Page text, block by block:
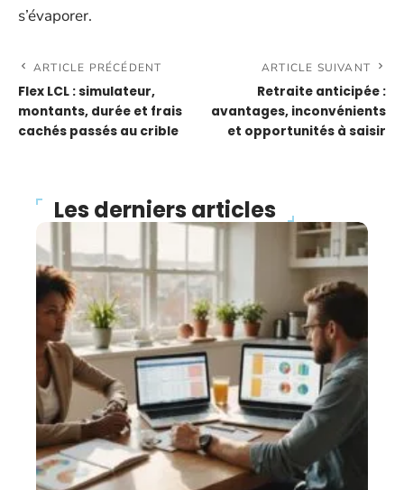
s’évaporer.
ARTICLE PRÉCÉDENT
Flex LCL : simulateur,
montants, durée et frais
cachés passés au crible
ARTICLE SUIVANT
Retraite anticipée :
avantages, inconvénients
et opportunités à saisir
Les derniers articles